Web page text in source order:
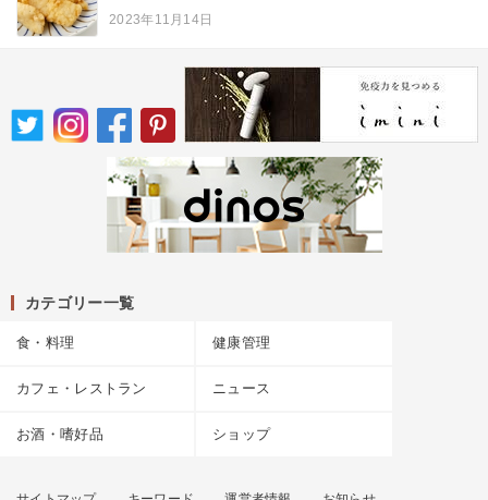
2023年11月14日
カテゴリー一覧
食・料理 健康管理
カフェ・レストラン ニュース
お酒・嗜好品 ショップ